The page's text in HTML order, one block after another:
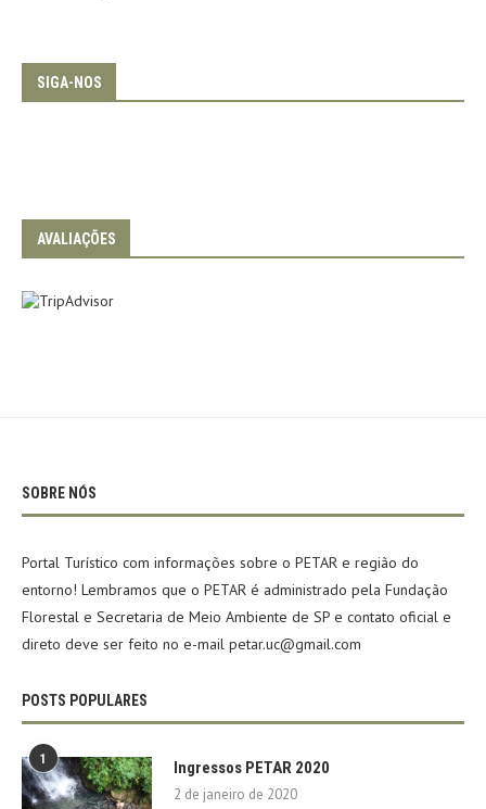
SIGA-NOS
AVALIAÇÕES
SOBRE NÓS
Portal Turístico com informações sobre o PETAR e região do
entorno! Lembramos que o PETAR é administrado pela Fundação
Florestal e Secretaria de Meio Ambiente de SP e contato oficial e
direto deve ser feito no e-mail petar.uc@gmail.com
POSTS POPULARES
1 Ingressos PETAR 2020
2 de janeiro de 2020